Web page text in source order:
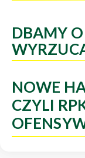
DBAMY O
NOWE
CZYLI